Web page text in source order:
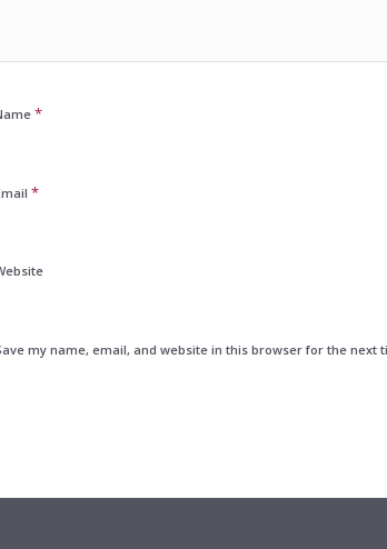
*
*
my name, email, and website in this browser for the next